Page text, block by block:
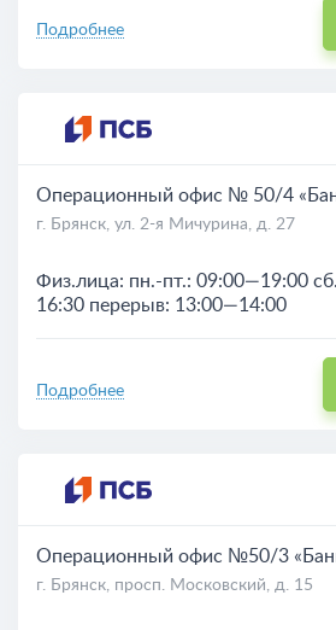
Подробнее
Операционный офис № 50/4
г. Брянск, ул. 2-я Мичурина, д. 27
Физ.лица: пн.-пт.: 09:00—19:00
16:30 перерыв: 13:00—14:00
Подробнее
Операционный офис №50/3
г. Брянск, просп. Московский, д. 15